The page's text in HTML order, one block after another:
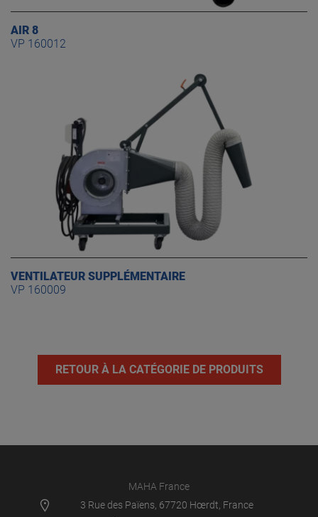
AIR 8
VP 160012
VENTILATEUR SUPPLÉMENTAIRE
VP 160009
RETOUR À LA CATÉGORIE DE PRODUITS
MAHA France
3 Rue des Païens, 67720 Hœrdt, France